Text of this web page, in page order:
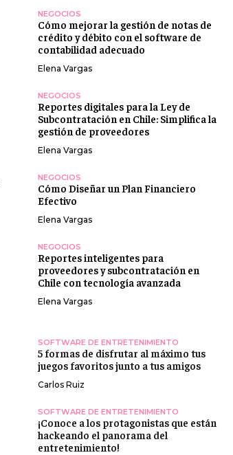
NEGOCIOS
Cómo mejorar la gestión de notas de
crédito y débito con el software de
contabilidad adecuado
Elena Vargas
NEGOCIOS
Reportes digitales para la Ley de
Subcontratación en Chile: Simplifica la
gestión de proveedores
Elena Vargas
NEGOCIOS
Cómo Diseñar un Plan Financiero
Efectivo
Elena Vargas
NEGOCIOS
Reportes inteligentes para
proveedores y subcontratación en
Chile con tecnología avanzada
Elena Vargas
SOFTWARE DE ENTRETENIMIENTO
5 formas de disfrutar al máximo tus
juegos favoritos junto a tus amigos
Carlos Ruiz
SOFTWARE DE ENTRETENIMIENTO
¡Conoce a los protagonistas que están
hackeando el panorama del
entretenimiento!